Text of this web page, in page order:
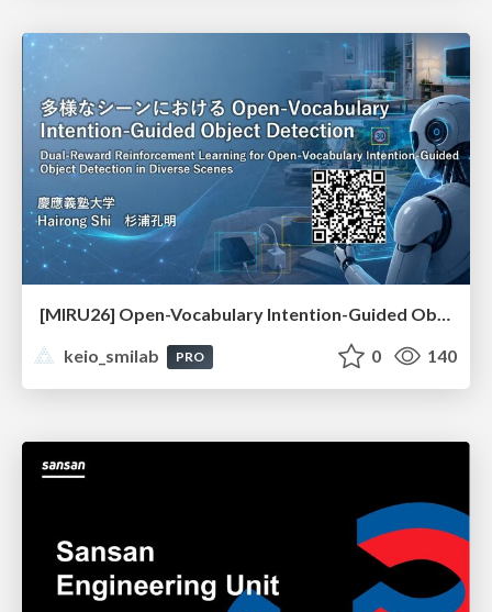
[MIRU26] Open-Vocabulary Intention-Guided Object Detection in Diverse Scenes
keio_smilab
PRO 0 140